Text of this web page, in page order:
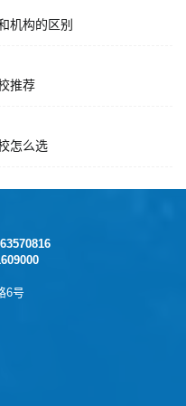
机构的区别
推荐
怎么选
6号